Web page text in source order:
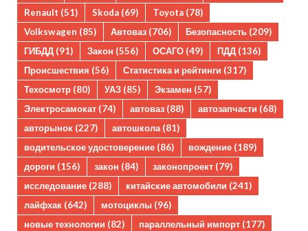
Renault (51) Skoda (69) Toyota (78)
Volkswagen (85) Автоваз (706) Безопасность (209)
ГИБДД (91) Закон (556) ОСАГО (49) ПДД (136)
Происшествия (56) Статистика и рейтинги (317)
Техосмотр (80) УАЗ (85) Экзамен (57)
Электросамокат (74) автоваз (88) автозапчасти (68)
авторынок (227) автошкола(81)
водительское удостоверение (86) вождение (189)
дороги (156) закон (84) законопроект (79)
исследование (288) китайские автомобили (241)
лайфхак (642) мотоциклы (96)
новые технологии (82) параллельный импорт (177)